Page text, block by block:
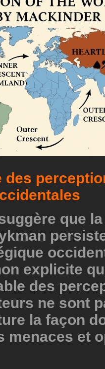
des
que
explicite
des
ne sont
la façon
menaces et